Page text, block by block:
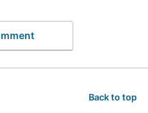
Back to top